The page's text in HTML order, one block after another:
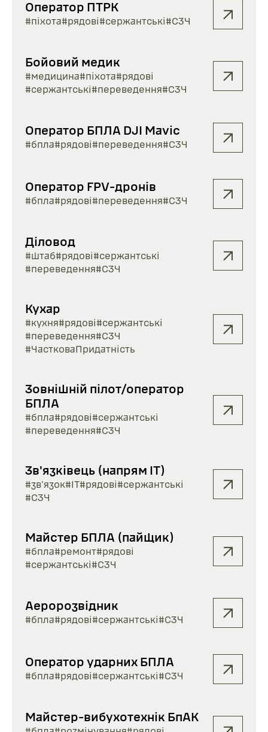
Оператор ПТРК
#піхота#рядові#сержантські#СЗЧ
Бойовий медик
#медицина#піхота#рядові
#сержантські#переведення#СЗЧ
Оператор БПЛА DJI Mavic
#бпла#рядові#переведення#СЗЧ
Оператор FPV-дронів
#бпла#рядові#переведення#СЗЧ
Діловод
#штаб#рядові#сержантські
#переведення#СЗЧ
Кухар
#кухня#рядові#сержантські
#переведення#СЗЧ
#ЧастковаПридатність
Зовнішній пілот/оператор
БПЛА
#бпла#рядові#сержантські
#переведення#СЗЧ
Зв'язківець (напрям IT)
#зв'язок#ІТ#рядові#сержантські
#СЗЧ
Майстер БПЛА (пайщик)
#бпла#ремонт#рядові
#сержантські#СЗЧ
Аеророзвідник
#бпла#рядові#сержантські#СЗЧ
Оператор ударних БПЛА
#бпла#рядові#сержантські#СЗЧ
Майстер-вибухотехнік БпАК